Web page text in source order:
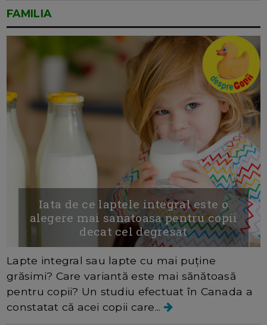
FAMILIA
Iata de ce laptele integral este o
alegere mai sanatoasa pentru copii
decat cel degresat
Lapte integral sau lapte cu mai puține
grăsimi? Care variantă este mai sănătoasă
pentru copii? Un studiu efectuat în Canada a
constatat că acei copii care...